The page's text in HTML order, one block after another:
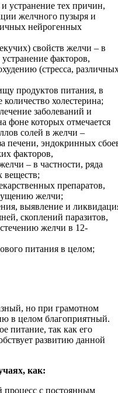
устранение тех причин,
желчного пузыря и
нейрогенных
свойств желчи – в
факторов,
(стресса,
продуктов питания, в
холестерина;
заболеваний и
фоне которых отмечается
солей в желчи –
печени, эндокринных
факторов,
– в частности, ряда
препаратов,
желчи;
выявление и
скоплений паразитов,
желчи в 12-
питания в целом;
но при грамотном
в целом благоприятный.
питание, так как его
развитию данной
как:
процесс с постоянным